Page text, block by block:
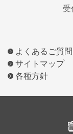
よくあるご質問
サイトマップ
各種方針